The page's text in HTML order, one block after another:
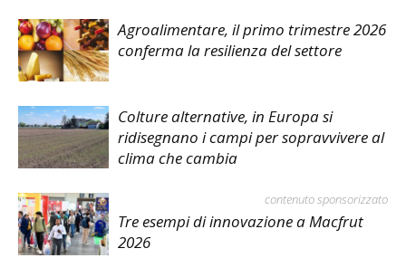
Agroalimentare, il primo trimestre 2026
conferma la resilienza del settore
Colture alternative, in Europa si
ridisegnano i campi per sopravvivere al
clima che cambia
contenuto sponsorizzato
Tre esempi di innovazione a Macfrut
2026